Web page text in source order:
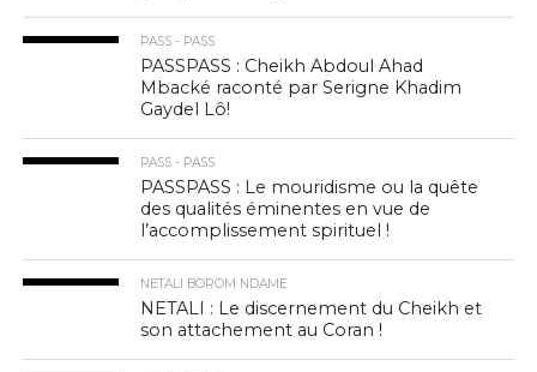
PASS - PASS
PASSPASS : Cheikh Abdoul Ahad
Mbacké raconté par Serigne Khadim
Gaydel Lô!
PASS - PASS
PASSPASS : Le mouridisme ou la quête
des qualités éminentes en vue de
l’accomplissement spirituel !
NETALI BOROM NDAME
NETALI : Le discernement du Cheikh et
son attachement au Coran !